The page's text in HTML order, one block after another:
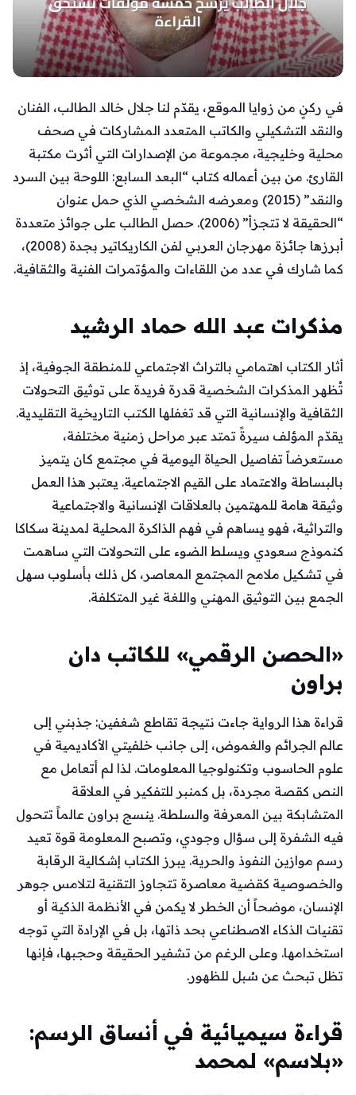
في ركنٍ من زوايا الموقع، يقدّم لنا جلال خالد الطالب، الفنان
والنقد التشكيلي والكاتب المتعدد المشاركات في صحف
محلية وخليجية، مجموعة من الإصدارات التي أثرت مكتبة
القارئ. من بين أعماله كتاب “البعد السابع: اللوحة بين السرد
والنقد” (2015) ومعرضه الشخصي الذي حمل عنوان
“الحقيقة لا تتجزأ” (2006). حصل الطالب على جوائز متعددة
أبرزها جائزة مهرجان العربي لفن الكاريكاتير بجدة (2008)،
كما شارك في عدد من اللقاءات والمؤتمرات الفنية والثقافية.
مذكرات عبد الله حماد الرشيد
أثار الكتاب اهتمامي بالتراث الاجتماعي للمنطقة الجوفية، إذ
تُظهر المذكرات الشخصية قدرة فريدة على توثيق التحولات
الثقافية والإنسانية التي قد تغفلها الكتب التاريخية التقليدية.
يقدّم المؤلف سيرةً تمتد عبر مراحل زمنية مختلفة،
مستعرضاً تفاصيل الحياة اليومية في مجتمع كان يتميز
بالبساطة والاعتماد على القيم الاجتماعية. يعتبر هذا العمل
وثيقة هامة للمهتمين بالعلاقات الإنسانية والاجتماعية
والتراثية، فهو يساهم في فهم الذاكرة المحلية لمدينة سكاكا
كنموذج سعودي ويسلط الضوء على التحولات التي ساهمت
في تشكيل ملامح المجتمع المعاصر، كل ذلك بأسلوب سهل
الجمع بين التوثيق المهني واللغة غير المتكلفة.
«الحصن الرقمي» للكاتب دان
براون
قراءة هذا الرواية جاءت نتيجة تقاطع شغفين: جذبني إلى
عالم الجرائم والغموض، إلى جانب خلفيتي الأكاديمية في
علوم الحاسوب وتكنولوجيا المعلومات. لذا لم أتعامل مع
النص كقصة مجردة، بل كمنبر للتفكير في العلاقة
المتشابكة بين المعرفة والسلطة. ينسج براون عالماً تتحول
فيه الشفرة إلى سؤال وجودي، وتصبح المعلومة قوة تعيد
رسم موازين النفوذ والحرية. يبرز الكتاب إشكالية الرقابة
والخصوصية كقضية معاصرة تتجاوز التقنية لتلامس جوهر
الإنسان، موضحاً أن الخطر لا يكمن في الأنظمة الذكية أو
تقنيات الذكاء الاصطناعي بحد ذاتها، بل في الإرادة التي توجه
استخدامها. وعلى الرغم من تشفير الحقيقة وحجبها، فإنها
تظل تبحث عن سُبل للظهور.
قراءة سيميائية في أنساق الرسم:
«بلاسم» لمحمد